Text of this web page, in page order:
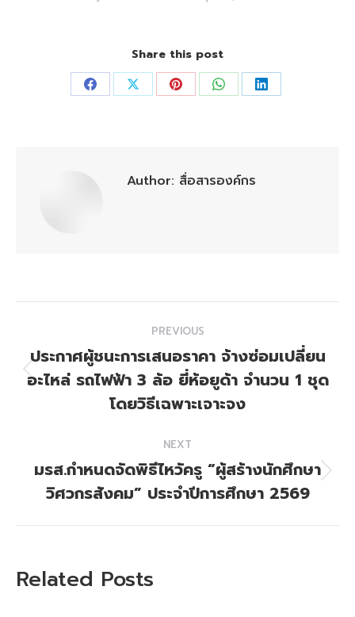
Share this post
Share Share Share Share Share
Author: สื่อสารองค์กร
navigation
PREVIOUS
Previous
post:
ประกาศผู้ชนะการเสนอราคา จ้างซ่อมเปลี่ยน
อะไหล่ รถไฟฟ้า 3 ล้อ ยี่ห้อยูด้า จำนวน 1 ชุด
โดยวิธีเฉพาะเจาะจง
NEXT
Next
post:
มรส.กำหนดจัดพิธีไหวัครู “ผู้สร้างนักศึกษา
วิศวกรสังคม” ประจำปีการศึกษา 2569
Related Posts